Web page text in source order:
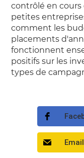
contrôlé en cours
petites
comment les
placements
fonctionnent
positifs sur les
types de
Email